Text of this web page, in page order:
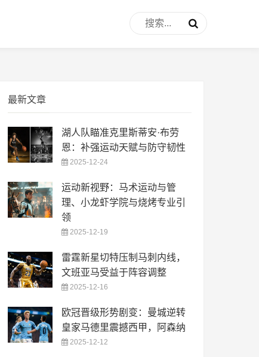
最新文章
湖人队瞄准克里斯蒂安·布劳
恩：补强运动天赋与防守韧性
2025-12-24
运动新视野：马术运动与管
理、小龙虾学院与烧烤专业引
领
2025-12-19
雷霆新星切特压制马刺内线，
文班亚马受益于阵容调整
2025-12-16
欧冠晋级形势剧变：曼城逆转
皇家马德里震撼西甲，阿森纳
2025-12-12